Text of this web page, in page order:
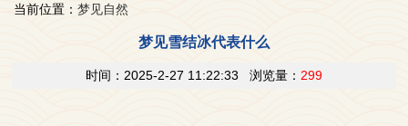
当前位置： 梦见自然
梦见雪结冰代表什么
时间：2025-2-27 11:22:33 浏览量： 299